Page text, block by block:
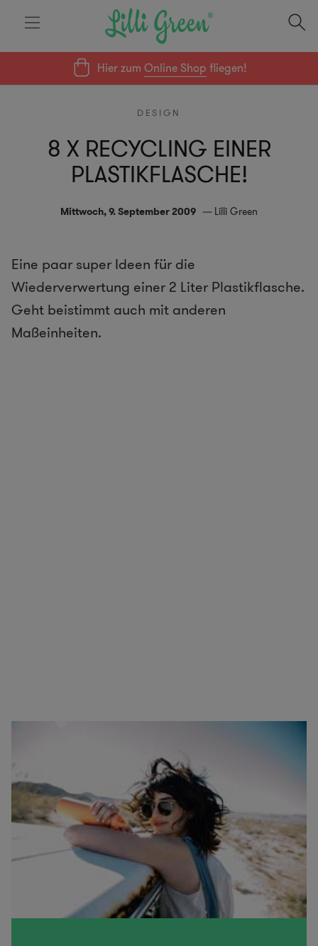
Hier zumOnline Shop fliegen!
DESIGN
8 X RECYCLING EINER
PLASTIKFLASCHE!
Mittwoch, 9. September 2009 Lilli Green
Eine paar super Ideen für die
Wiederverwertung einer 2 Liter Plastikflasche.
Geht beistimmt auch mit anderen
Maßeinheiten.